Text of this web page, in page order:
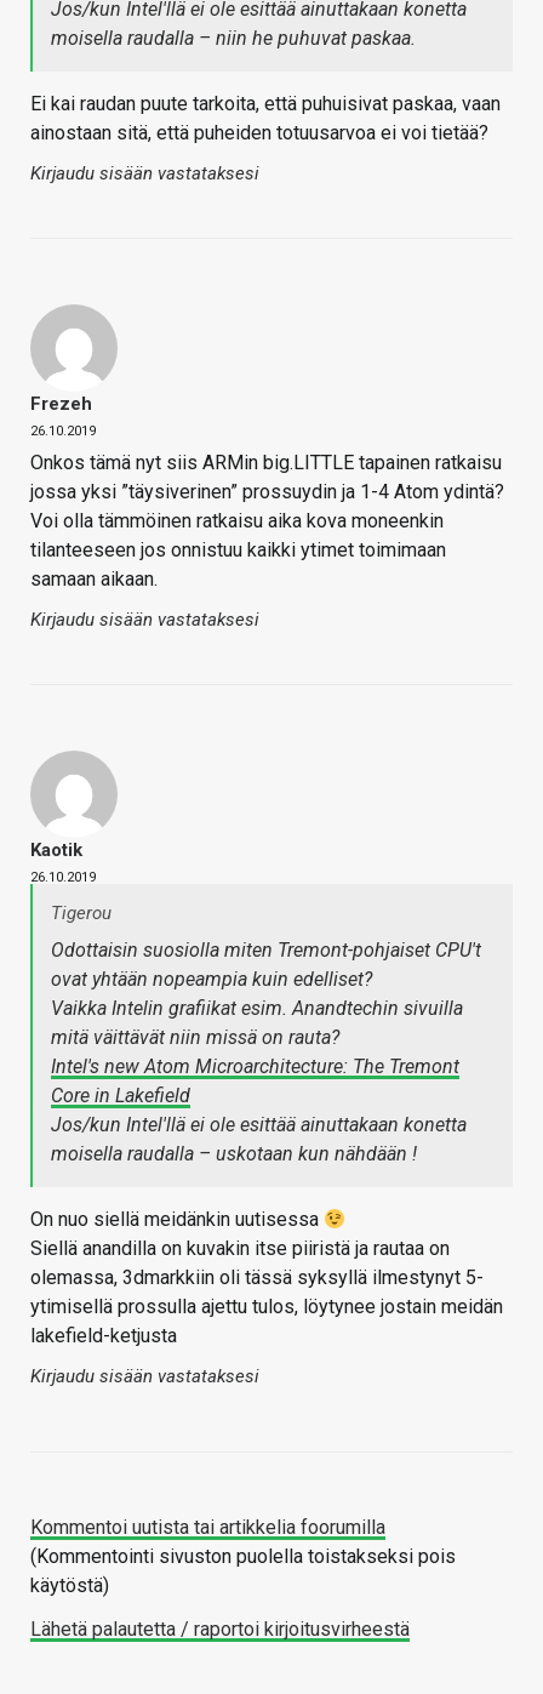
Jos/kun Intel'llä ei ole esittää ainuttakaan konetta
moisella raudalla – niin he puhuvat paskaa.
Ei kai raudan puute tarkoita, että puhuisivat paskaa, vaan
ainostaan sitä, että puheiden totuusarvoa ei voi tietää?
Kirjaudu sisään vastataksesi
Frezeh
26.10.2019
Onkos tämä nyt siis ARMin big.LITTLE tapainen ratkaisu
jossa yksi ”täysiverinen” prossuydin ja 1-4 Atom ydintä?
Voi olla tämmöinen ratkaisu aika kova moneenkin
tilanteeseen jos onnistuu kaikki ytimet toimimaan
samaan aikaan.
Kirjaudu sisään vastataksesi
Kaotik
26.10.2019
Tigerou
Odottaisin suosiolla miten Tremont-pohjaiset CPU't
ovat yhtään nopeampia kuin edelliset?
Vaikka Intelin grafiikat esim. Anandtechin sivuilla
mitä väittävät niin missä on rauta?
Intel's new Atom Microarchitecture: The Tremont
Core in Lakefield
Jos/kun Intel'llä ei ole esittää ainuttakaan konetta
moisella raudalla – uskotaan kun nähdään !
On nuo siellä meidänkin uutisessa
Siellä anandilla on kuvakin itse piiristä ja rautaa on
olemassa, 3dmarkkiin oli tässä syksyllä ilmestynyt 5-
ytimisellä prossulla ajettu tulos, löytynee jostain meidän
lakefield-ketjusta
Kirjaudu sisään vastataksesi
Kommentoi uutista tai artikkelia foorumilla
(Kommentointi sivuston puolella toistakseksi pois
käytöstä)
Lähetä palautetta / raportoi kirjoitusvirheestä